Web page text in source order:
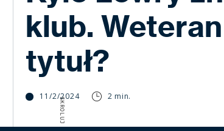
klub.
tytuł?
11/2/2024 2 min.